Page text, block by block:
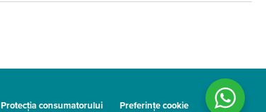
Protecția consumatorului Preferințe cookie